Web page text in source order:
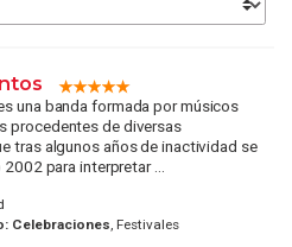
una banda formada por músicos
procedentes de diversas
tras algunos años de inactividad se
2002 para interpretar ...
Celebraciones, Festivales